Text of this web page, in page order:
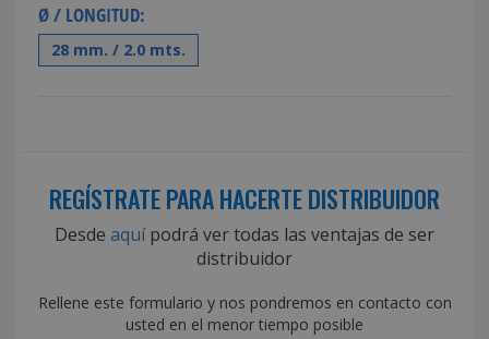
Ø / LONGITUD:
28 mm. / 2.0 mts.
REGÍSTRATE PARA HACERTE DISTRIBUIDOR
Desde aquípodrá ver todas las ventajas de ser
distribuidor
Rellene este formulario y nos pondremos en contacto con
usted en el menor tiempo posible